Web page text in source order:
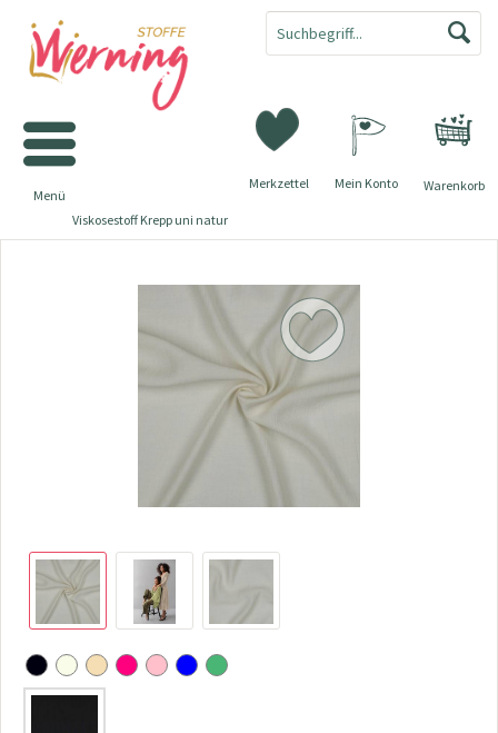
Warenkorb
Merkzettel Mein Konto
Menü
Viskosestoff Krepp uni natur